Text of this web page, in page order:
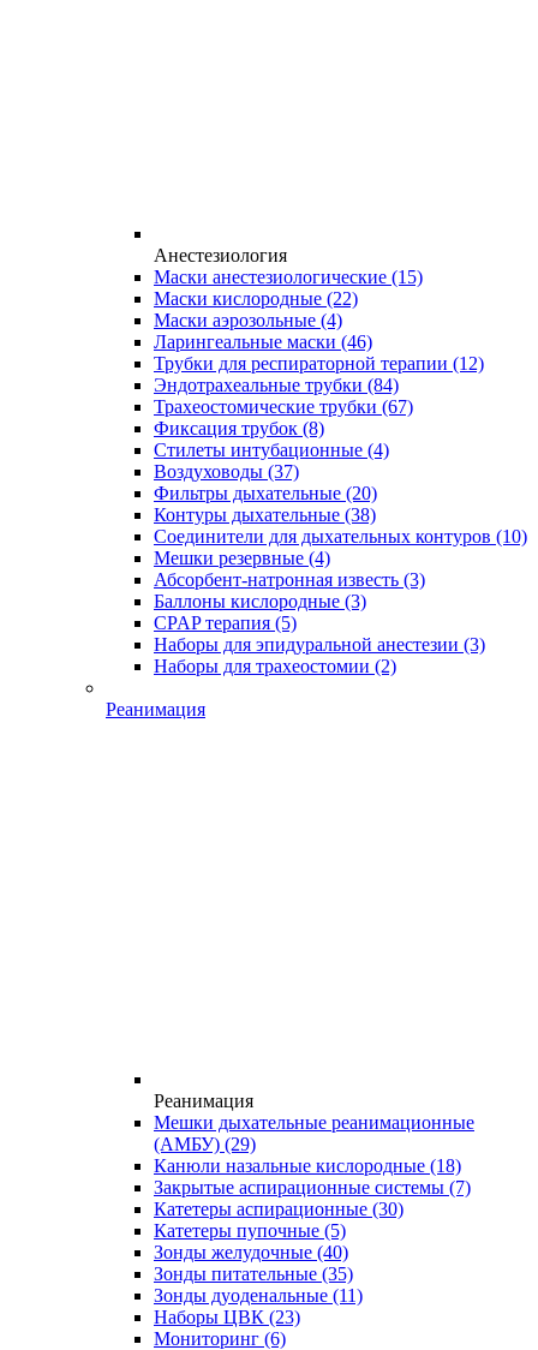
Анестезиология
Маски анестезиологические (15)
Маски кислородные (22)
Маски аэрозольные (4)
Ларингеальные маски (46)
Трубки для респираторной терапии (12)
Эндотрахеальные трубки (84)
Трахеостомические трубки (67)
Фиксация трубок (8)
Стилеты интубационные (4)
Воздуховоды (37)
Фильтры дыхательные (20)
Контуры дыхательные (38)
Соединители для дыхательных контуров (10)
Мешки резервные (4)
Абсорбент-натронная известь (3)
Баллоны кислородные (3)
CPAP терапия (5)
Наборы для эпидуральной анестезии (3)
Наборы для трахеостомии (2)
Реанимация
Реанимация
Мешки дыхательные реанимационные
(АМБУ) (29)
Канюли назальные кислородные (18)
Закрытые аспирационные системы (7)
Катетеры аспирационные (30)
Катетеры пупочные (5)
Зонды желудочные (40)
Зонды питательные (35)
Зонды дуоденальные (11)
Наборы ЦВК (23)
Мониторинг (6)